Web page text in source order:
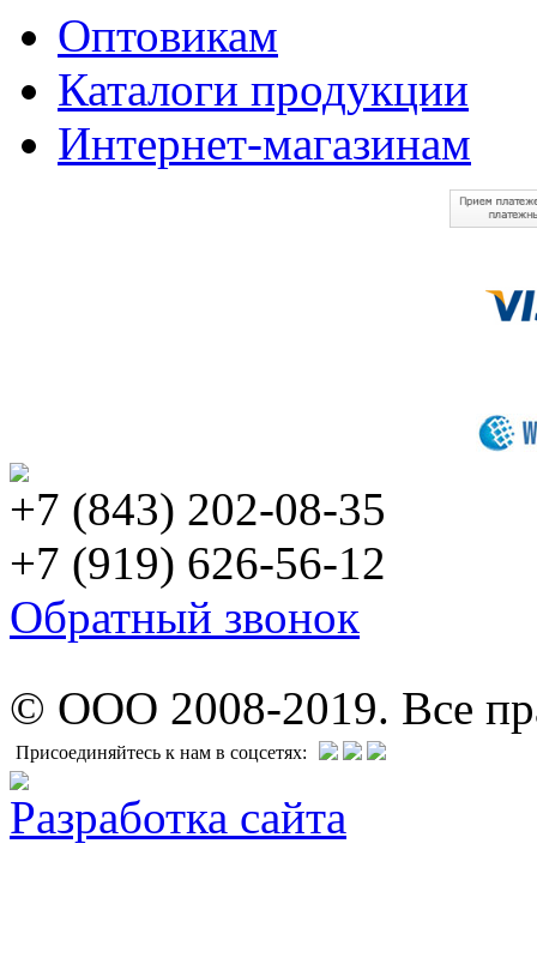
Оптовикам
Каталоги продукции
Интернет-магазинам
+7 (843) 202-08-35
+7 (919) 626-56-12
Обратный звонок
© ООО 2008-2019. Все
Присоединяйтесь к нам в соцсетях:
Разработка сайта